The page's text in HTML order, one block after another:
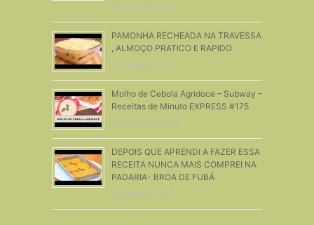
14 Outubro, 2019
PAMONHA RECHEADA NA TRAVESSA
, ALMOÇO PRATICO E RAPIDO
18 Outubro, 2017
Molho de Cebola Agridoce – Subway –
Receitas de Minuto EXPRESS #175
5 Novembro, 2015
DEPOIS QUE APRENDI A FAZER ESSA
RECEITA NUNCA MAIS COMPREI NA
PADARIA- BROA DE FUBÁ
1 Fevereiro, 2021